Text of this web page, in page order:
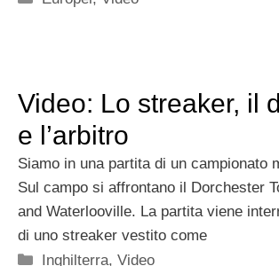
Video: Lo streaker, il
e l’arbitro
Siamo in una partita di un campionato
Sul campo si affrontano il Dorchester
and Waterlooville. La partita viene
di uno streaker vestito come
Categorie
Inghilterra,Video